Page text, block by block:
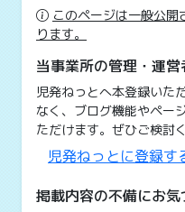
このページは一般公
ります。
当事業所の管理・運営
児発ねっとへ本登録いた
なく、ブログ機能やペー
ただけます。ぜひご検討
児発ねっとに登録す
掲載内容の不備にお